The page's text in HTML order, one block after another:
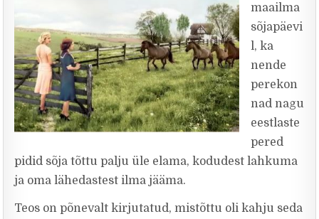
maailma
sõjapäevi
l, ka
nende
perekon
nad nagu
eestlaste
pered
pidid sõja tõttu palju üle elama, kodudest lahkuma
ja oma lähedastest ilma jääma.
Teos on põnevalt kirjutatud, mistõttu oli kahju seda